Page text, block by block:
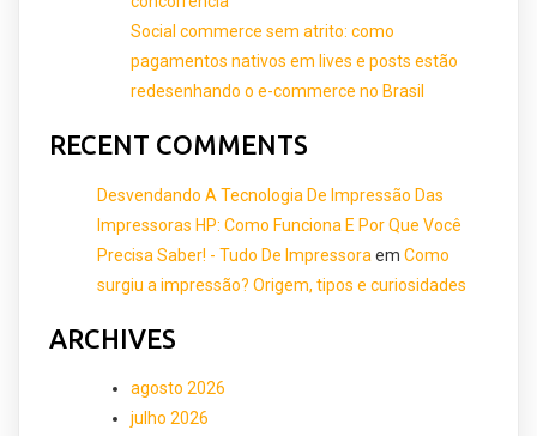
Social commerce sem atrito: como
pagamentos nativos em lives e posts estão
redesenhando o e-commerce no Brasil
RECENT COMMENTS
Desvendando A Tecnologia De Impressão Das
Impressoras HP: Como Funciona E Por Que Você
Precisa Saber! - Tudo De Impressora em Como
surgiu a impressão? Origem, tipos e curiosidades
ARCHIVES
agosto 2026
julho 2026